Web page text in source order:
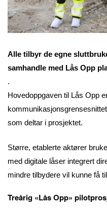
Alle tilbyr de egne
samhandle med Lås Opp
.
Hovedoppgaven til Lås Opp
som deltar i prosjektet.
Større, etablerte aktører
med digitale låser integrert
mindre tilbydere vil kunne få
Treårig «Lås Opp»